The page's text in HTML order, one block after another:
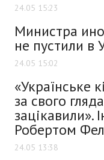
24.05 15:23
Министра
не пустили в
24.05 15:02
«Українське
за свого
зацікавили».
Робертом
24.05 13:38